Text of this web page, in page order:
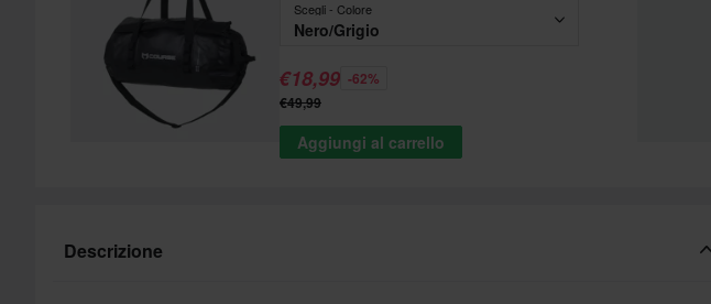
Scegli - Colore
Nero/Grigio
€18,99 -62%
€49,99
Aggiungi al carrello
Descrizione